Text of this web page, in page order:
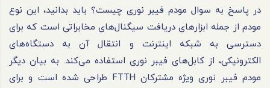
در پاسخ به سوال مودم فیبر نوری چیست؟ باید بدانید، این نوع
مودم از جمله ابزارهای دریافت سیگنال‌های مخابراتی است که برای
دسترسی به شبکه اینترنت و انتقال آن به دستگاه‌های
الکترونیکی، از کابل‌های فیبر نوری استفاده می‌کند. به بیان دیگر
مودم فیبر نوری ویژه مشترکان FTTH طراحی شده است و برای